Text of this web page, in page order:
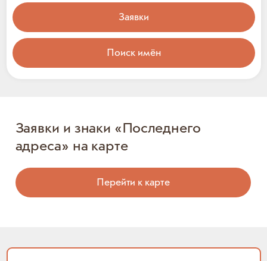
Заявки
Поиск имён
Заявки и знаки «Последнего
адреса» на карте
Перейти к карте